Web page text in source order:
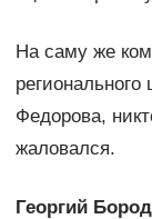
На саму же
Федорова,
жаловался.
Георгий